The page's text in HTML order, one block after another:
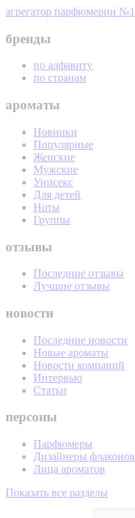
агрегатор парфюмерии №1
бренды
по алфавиту
по странам
ароматы
Новинки
Популярные
Женские
Мужские
Унисекс
Для детей
Ноты
Группы
отзывы
Последние отзывы
Лучшие отзывы
новости
Последние новости
Новые ароматы
Новости компаний
Интервью
Статьи
персоны
Парфюмеры
Дизайнеры флаконов
Лица ароматов
Показать все разделы